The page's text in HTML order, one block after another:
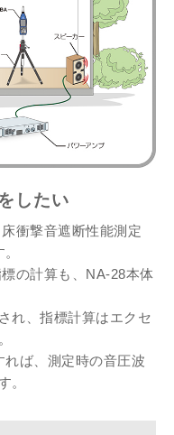
したい
衝撃音遮断性能測定
の計算も、NA-28本体
れ、指標計算はエクセ
ば、測定時の音圧波
。